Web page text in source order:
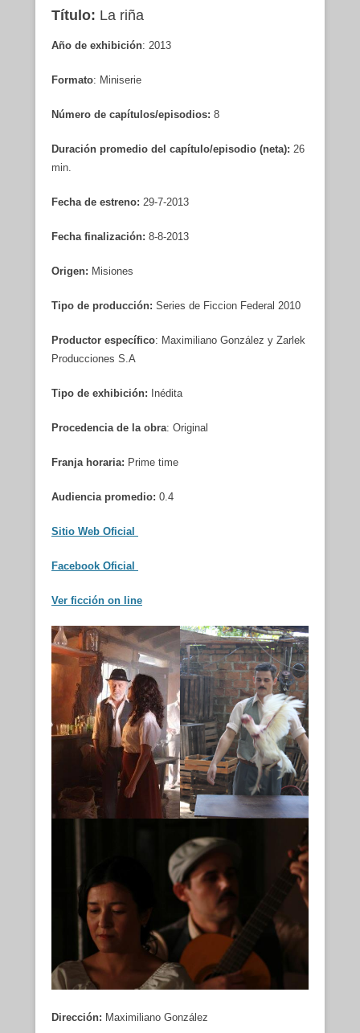
Título: La riña
Año de exhibición: 2013
Formato: Miniserie
Número de capítulos/episodios: 8
Duración promedio del capítulo/episodio (neta): 26
min.
Fecha de estreno: 29-7-2013
Fecha finalización: 8-8-2013
Origen: Misiones
Tipo de producción: Series de Ficcion Federal 2010
Productor específico: Maximiliano González y Zarlek
Producciones S.A
Tipo de exhibición: Inédita
Procedencia de la obra: Original
Franja horaria: Prime time
Audiencia promedio: 0.4
Sitio Web Oficial
Facebook Oficial
Ver ficción on line
Dirección: Maximiliano González